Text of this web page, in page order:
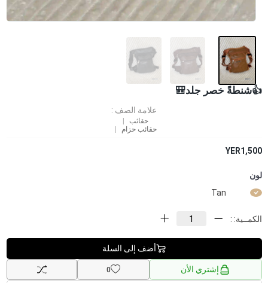
👍شنطةً خصر جلد🎒
علامة الصف :
حقائب
حقائب حزام
YER1,500
لون
Tan
الكمــية: :
أضف إلى السلة
إشتري الأن 0